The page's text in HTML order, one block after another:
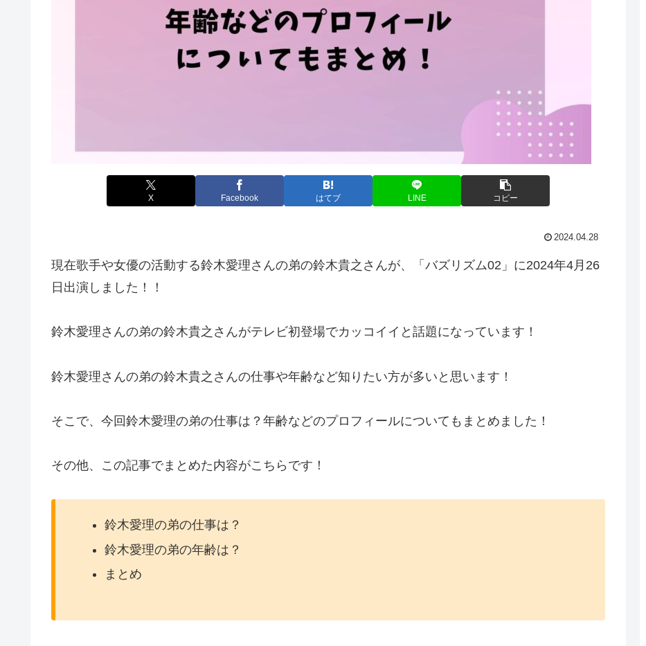
X Facebook はてブ LINE コピー
2024.04.28
現在歌手や女優の活動する鈴木愛理さんの弟の鈴木貴之さんが、「バズリズム02」に2024年4月26
日出演しました！！
鈴木愛理さんの弟の鈴木貴之さんがテレビ初登場でカッコイイと話題になっています！
鈴木愛理さんの弟の鈴木貴之さんの仕事や年齢など知りたい方が多いと思います！
そこで、今回鈴木愛理の弟の仕事は？年齢などのプロフィールについてもまとめました！
その他、この記事でまとめた内容がこちらです！
鈴木愛理の弟の仕事は？
鈴木愛理の弟の年齢は？
まとめ